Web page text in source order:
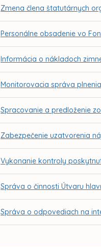
Zmena člena štatutárnych
Personálne obsadenie vo
Informácia o nákladoch
Monitorovacia správa
Spracovanie a predloženie
Zabezpečenie uzatvorenia
Vykonanie kontroly
Správa o činnosti Útvaru
Správa o odpovediach na